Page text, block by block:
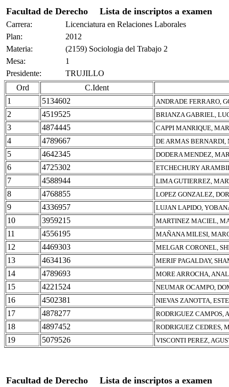
Facultad de Derecho Lista de inscriptos a examen
Carrera:
Licenciatura en Relaciones Laborales
Plan:
2012
Materia:
(2159) Sociologia del Trabajo 2
Mesa:
1
Presidente:
TRUJILLO
Ord
C.Ident
1
5134602 ANDRADE FERRARO,
2 4519525 BRIANZA GABRIEL,
3 4874445 CAPPI MANRIQUE,
4 4789667 DE ARMAS BERNARDI,
5 4642345 DODERA MENDEZ,
6 4725302 ETCHECHURY
7 4588944 LIMA GUTIERREZ,
8 4768855 LOPEZ GONZALEZ,
9 4336957 LUJAN LAPIDO,
10 3959215 MARTINEZ MACIEL,
11 4556195 MAÑANA MILESI,
12 4469303 MELGAR CORONEL,
13 4634136 MERIF PAGALDAY,
14 4789693 MORE ARROCHA,
15 4221524 NEUMAR OCAMPO,
16 4502381 NIEVAS ZANOTTA,
17 4878277 RODRIGUEZ CAMPOS,
18 4897452 RODRIGUEZ CEDRES,
19 5079526 VISCONTI PEREZ,
Facultad de Derecho Lista de inscriptos a examen